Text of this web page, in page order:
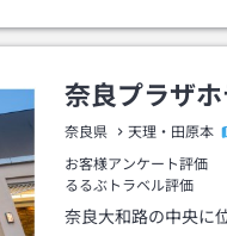
約１０分
奈良プラザ
奈良県 天理・田原本
お客様アンケート評価
るるぶトラベル評価
奈良大和路の中央に